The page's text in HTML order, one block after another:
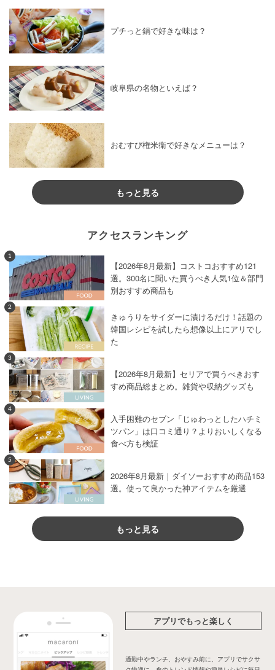
プチっと鍋で好きな味は？
岐阜県の名物といえば？
おむすび権米衛で好きなメニューは？
もっと見る
アクセスランキング
1
【2026年8月最新】コストコおすすめ121
選。300名に聞いた買うべき人気1位＆部門
別おすすめ商品も
2
きゅうりをサイダーに漬けるだけ！話題の
韓国レシピを試したら想像以上にアリでし
た
3
【2026年8月最新】セリアで買うべきおす
すめ商品総まとめ。雑貨や収納グッズも
4
入手困難のセブン「じゅわっとしたハチミ
ツパン」は口コミ通り？よりおいしくなる
食べ方も検証
5
2026年8月最新｜ダイソーおすすめ商品153
選。使って良かった神アイテムを厳選
もっと見る
アプリでもっと楽しく
通勤中やランチ、おやすみ前に、アプリでサクサ